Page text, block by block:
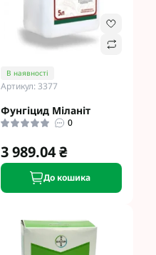
В наявності
Артикул: 3377
Фунгіцид Міланіт
0
3 989.04 ₴
До кошика